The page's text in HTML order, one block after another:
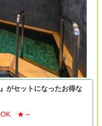
がセットになったお得な
OK ★～